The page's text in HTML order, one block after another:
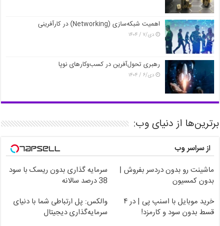
اهمیت شبکه‌سازی (Networking) در کارآفرینی
دی/۷ / ۱۴۰۴
رهبری تحول‌آفرین در کسب‌وکارهای نوپا
دی/۶ / ۱۴۰۴
برترین‌ها از دنیای وب:
از سراسر وب
ماشینت رو بدون دردسر بفروش |
بدون کمسیون
سرمایه گذاری بدون ریسک با سود
38 درصد سالانه
خرید موبایل با اسنپ پی | در ۴
قسط بدون سود و کارمزد!
والکس: پل ارتباطی شما با دنیای
سرمایه‌گذاری دیجیتال